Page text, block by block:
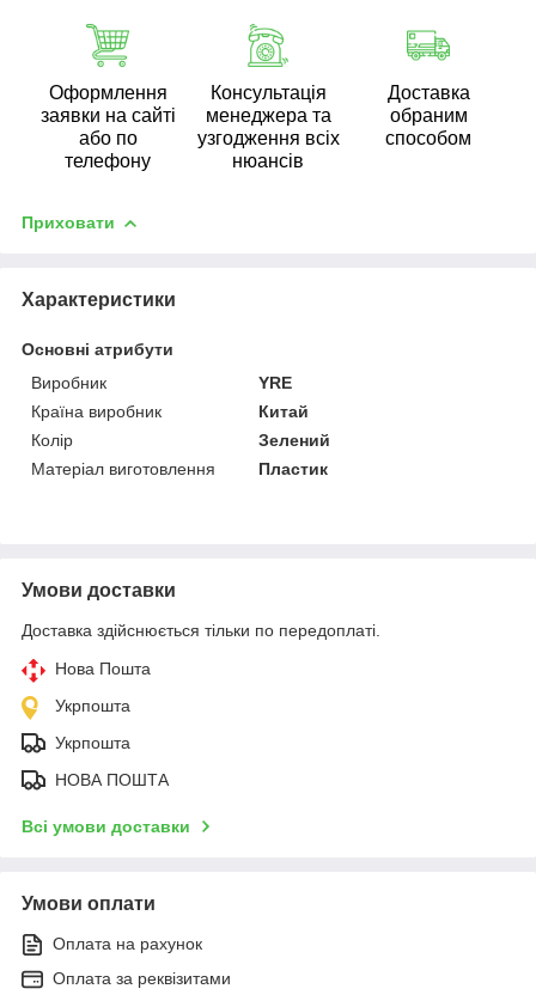
Оформлення
заявки на сайті
або по
телефону
Консультація
менеджера та
узгодження всіх
нюансів
Доставка
обраним
способом
Приховати
Характеристики
Основні атрибути
Виробник
YRE
Країна виробник
Китай
Колір
Зелений
Матеріал виготовлення
Пластик
Умови доставки
Доставка здійснюється тільки по передоплаті.
Нова Пошта
Укрпошта
Укрпошта
НОВА ПОШТА
Всі умови доставки
Умови оплати
Оплата на рахунок
Оплата за реквізитами